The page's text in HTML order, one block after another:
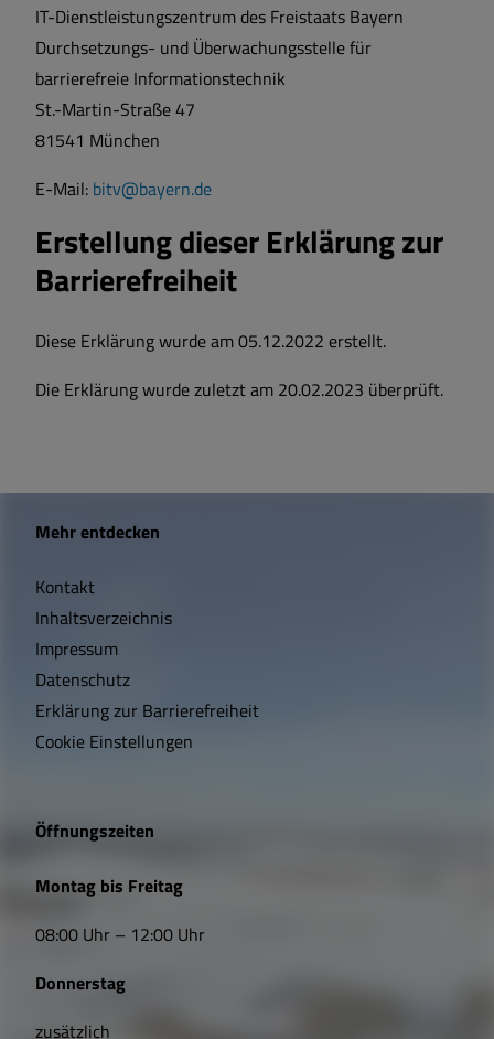
IT-Dienstleistungszentrum des Freistaats Bayern
Durchsetzungs- und Überwachungsstelle für
barrierefreie Informationstechnik
St.-Martin-Straße 47
81541 München
E-Mail: bitv@bayern.de
Erstellung dieser Erklärung zur
Barrierefreiheit
Diese Erklärung wurde am 05.12.2022 erstellt.
Die Erklärung wurde zuletzt am 20.02.2023 überprüft.
W
c
h
t
i
e
L
n
k
Mehr entdecken
Kontakt
Inhaltsverzeichnis
Impressum
Datenschutz
Erklärung zur Barrierefreiheit
Cookie Einstellungen
Öffnungszeiten
Montag bis Freitag
08:00 Uhr – 12:00 Uhr
Donnerstag
zusätzlich